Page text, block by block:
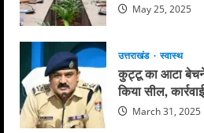
May 25, 2025
उत्तराखंड स्वास्थ
कुट्टू का आटा
किया सील,
March 31, 2025